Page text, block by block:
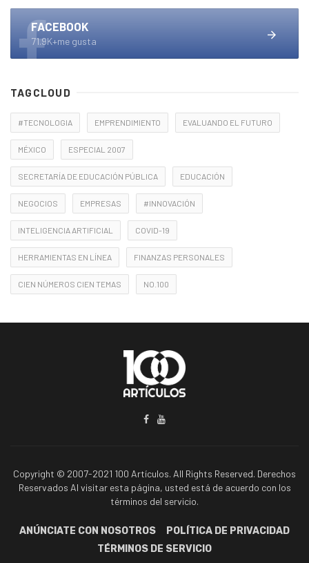
FACEBOOK
71.9K+me gusta
TAGCLOUD
#TECNOLOGIA EMPRENDIMIENTO EVALUANDO EL FUTURO
MÉXICO ESPECIAL 2007
SECRETARÍA DE EDUCACIÓN PÚBLICA EDUCACIÓN
NEGOCIOS EMPRESAS #INNOVACIÓN
INTELIGENCIA ARTIFICIAL COVID-19
HERRAMIENTAS EN LÍNEA FINANZAS PERSONALES
CIEN NÚMEROS CIEN TEMAS NO.100
Copyright © 2007-2021 100 Artículos. All Rights Reserved. Derechos
Reservados Al visitar esta página, usted está de acuerdo con los
términos del servicio.
ANÚNCIATE CON NOSOTROS
POLÍTICA DE PRIVACIDAD
TÉRMINOS DE SERVICIO